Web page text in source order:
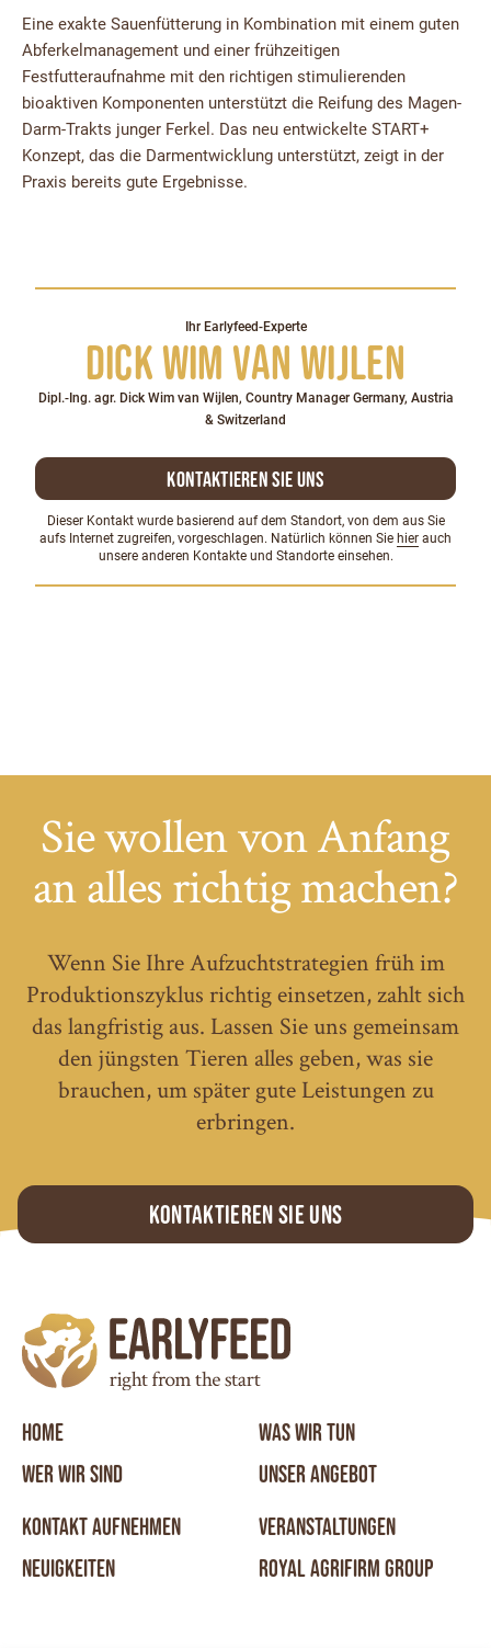
Eine exakte Sauenfütterung in Kombination mit einem guten
Abferkelmanagement und einer frühzeitigen
Festfutteraufnahme mit den richtigen stimulierenden
bioaktiven Komponenten unterstützt die Reifung des Magen-
Darm-Trakts junger Ferkel. Das neu entwickelte START+
Konzept, das die Darmentwicklung unterstützt, zeigt in der
Praxis bereits gute Ergebnisse.
Ihr Earlyfeed-Experte
Dick Wim Van Wijlen
Dipl.-Ing. agr. Dick Wim van Wijlen, Country Manager Germany, Austria
& Switzerland
kontaktieren Sie uns
Dieser Kontakt wurde basierend auf dem Standort, von dem aus Sie
aufs Internet zugreifen, vorgeschlagen. Natürlich können Sie hier auch
unsere anderen Kontakte und Standorte einsehen.
Sie wollen von Anfang
an alles richtig machen?
Wenn Sie Ihre Aufzuchtstrategien früh im
Produktionszyklus richtig einsetzen, zahlt sich
das langfristig aus. Lassen Sie uns gemeinsam
den jüngsten Tieren alles geben, was sie
brauchen, um später gute Leistungen zu
erbringen.
Kontaktieren Sie uns
HOME
WER WIR SIND
WAS WIR TUN
UNSER ANGEBOT
KONTAKT AUFNEHMEN
NEUIGKEITEN
VERANSTALTUNGEN
ROYAL AGRIFIRM GROUP